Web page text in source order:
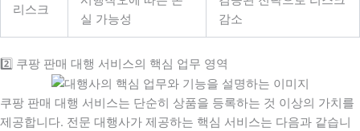
리스크
실 가능성
감소
2️⃣ 쿠팡 판매 대행 서비스의 핵심 업무 영역
쿠팡 판매 대행 서비스는 단순히 상품을 등록하는 것 이상의 가치를
제공합니다. 전문 대행사가 제공하는 핵심 서비스는 다음과 같습니